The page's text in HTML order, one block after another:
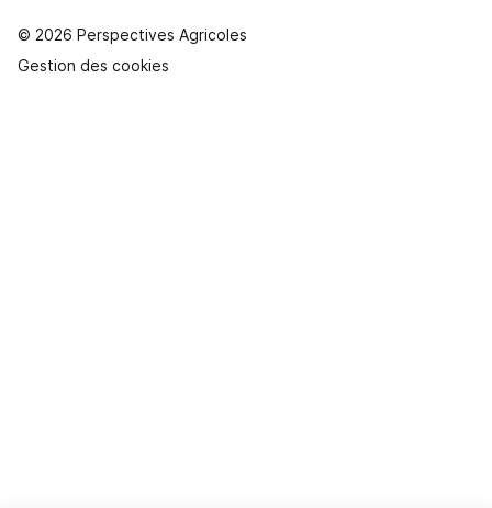
© 2026 Perspectives Agricoles
Gestion des cookies